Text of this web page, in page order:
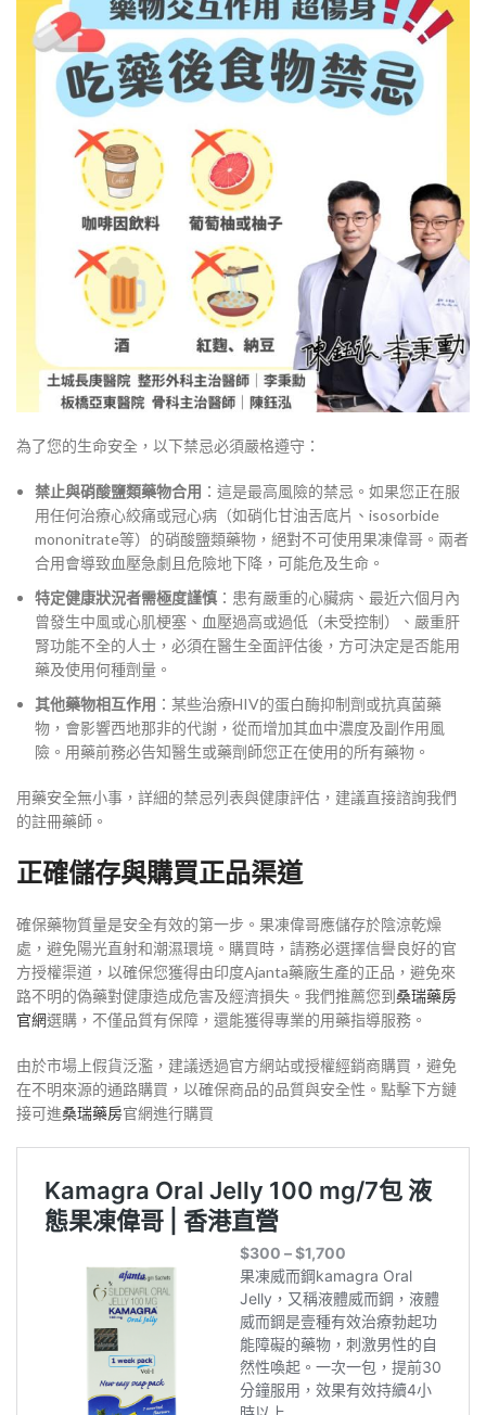
為了您的生命安全，以下禁忌必須嚴格遵守：
禁止與硝酸鹽類藥物合用 ：這是最高風險的禁忌。如果您正在服
用任何治療心絞痛或冠心病（如硝化甘油舌底片、isosorbide
mononitrate等）的硝酸鹽類藥物，絕對不可使用果凍偉哥。兩者
合用會導致血壓急劇且危險地下降，可能危及生命。
特定健康狀況者需極度謹慎 ：患有嚴重的心臟病、最近六個月內
曾發生中風或心肌梗塞、血壓過高或過低（未受控制）、嚴重肝
腎功能不全的人士，必須在醫生全面評估後，方可決定是否能用
藥及使用何種劑量。
其他藥物相互作用 ：某些治療HIV的蛋白酶抑制劑或抗真菌藥
物，會影響西地那非的代謝，從而增加其血中濃度及副作用風
險。用藥前務必告知醫生或藥劑師您正在使用的所有藥物。
用藥安全無小事，詳細的禁忌列表與健康評估，建議直接諮詢我們
的註冊藥師。
正確儲存與購買正品渠道
確保藥物質量是安全有效的第一步。果凍偉哥應儲存於陰涼乾燥
處，避免陽光直射和潮濕環境。購買時，請務必選擇信譽良好的官
方授權渠道，以確保您獲得由印度Ajanta藥廠生產的正品，避免來
路不明的偽藥對健康造成危害及經濟損失。我們推薦您到桑瑞藥房
官網選購，不僅品質有保障，還能獲得專業的用藥指導服務。
由於市場上假貨泛濫，建議透過官方網站或授權經銷商購買，避免
在不明來源的通路購買，以確保商品的品質與安全性。點擊下方鏈
接可進桑瑞藥房官網進行購買